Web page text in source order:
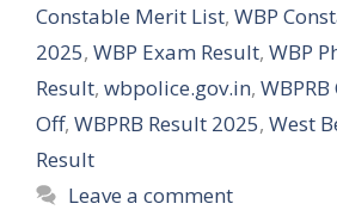
Constable Merit List, WBP
2025, WBP Exam Result, WBP
Result, wbpolice.gov.in,
Off, WBPRB Result 2025, West
Result
Leave a comment